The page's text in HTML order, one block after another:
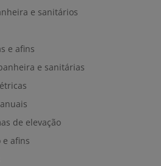
e sanitários
e afins
e sanitárias
de elevação
e afins